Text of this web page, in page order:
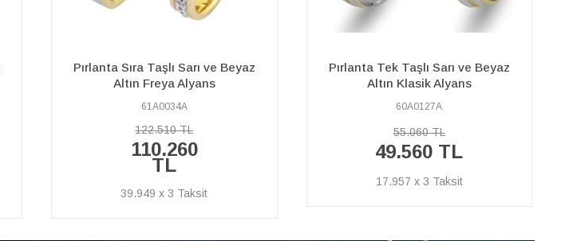
Pırlanta Tek Taşlı Sarı ve Beyaz
Altın Klasik Alyans
60A0127A
55.060 TL
49.560 TL
Pırlanta Taşlı Sarı Altın Çift Renk
Anarşa Alyans
60A0304A
108.700 TL
97.830 TL
35.446 x 3